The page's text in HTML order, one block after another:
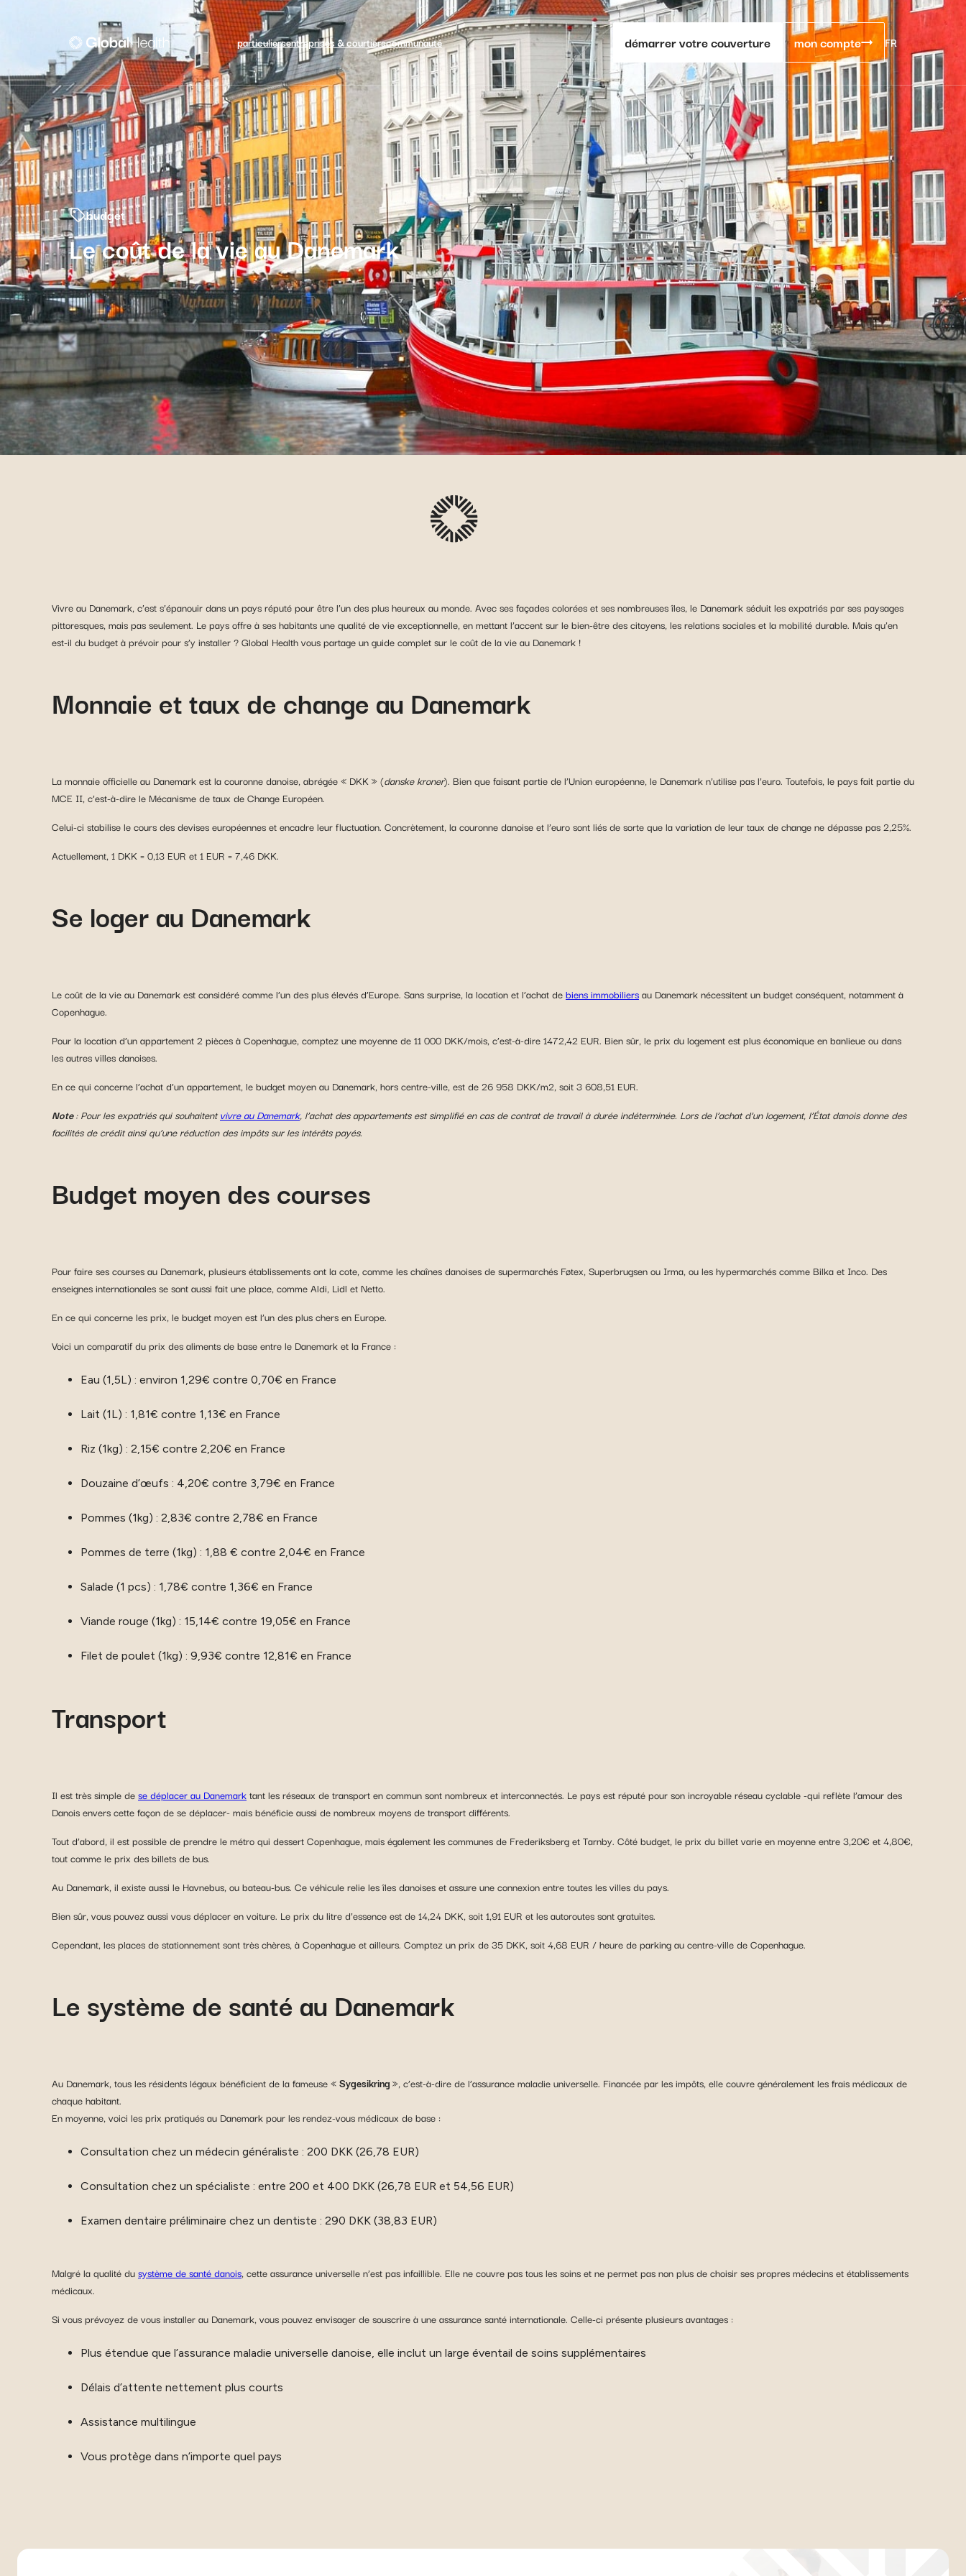
particuliersentreprises & courtierscommunauté démarrer votre couverture mon compte FR
budget
Le coût de la vie au Danemark
Vivre au Danemark, c’est s’épanouir dans un pays réputé pour être l’un des plus heureux au monde. Avec ses façades colorées et ses nombreuses îles, le Danemark séduit les expatriés par ses paysages
pittoresques, mais pas seulement. Le pays offre à ses habitants une qualité de vie exceptionnelle, en mettant l’accent sur le bien-être des citoyens, les relations sociales et la mobilité durable. Mais qu’en
est-il du budget à prévoir pour s’y installer ? Global Health vous partage un guide complet sur le coût de la vie au Danemark !
Monnaie et taux de change au Danemark
La monnaie officielle au Danemark est la couronne danoise, abrégée « DKK » (danske kroner). Bien que faisant partie de l’Union européenne, le Danemark n’utilise pas l’euro. Toutefois, le pays fait partie du
MCE II, c’est-à-dire le Mécanisme de taux de Change Européen.
Celui-ci stabilise le cours des devises européennes et encadre leur fluctuation. Concrètement, la couronne danoise et l’euro sont liés de sorte que la variation de leur taux de change ne dépasse pas 2,25%.
Actuellement, 1 DKK = 0,13 EUR et 1 EUR = 7,46 DKK.
Se loger au Danemark
Le coût de la vie au Danemark est considéré comme l’un des plus élevés d’Europe. Sans surprise, la location et l’achat debiens immobiliersau Danemark nécessitent un budget conséquent, notamment à
Copenhague.
Pour la location d’un appartement 2 pièces à Copenhague, comptez une moyenne de 11 000 DKK/mois, c’est-à-dire 1472,42 EUR. Bien sûr, le prix du logement est plus économique en banlieue ou dans
les autres villes danoises.
En ce qui concerne l’achat d’un appartement, le budget moyen au Danemark, hors centre-ville, est de 26 958 DKK/m2, soit 3 608,51 EUR.
Note: Pour les expatriés qui souhaitentvivre au Danemark, l’achat des appartements est simplifié en cas de contrat de travail à durée indéterminée. Lors de l’achat d’un logement, l’État danois donne des
facilités de crédit ainsi qu’une réduction des impôts sur les intérêts payés.
Budget moyen des courses
Pour faire ses courses au Danemark, plusieurs établissements ont la cote, comme les chaînes danoises de supermarchés Føtex, Superbrugsen ou Irma, ou les hypermarchés comme Bilka et Inco. Des
enseignes internationales se sont aussi fait une place, comme Aldi, Lidl et Netto.
En ce qui concerne les prix, le budget moyen est l’un des plus chers en Europe.
Voici un comparatif du prix des aliments de base entre le Danemark et la France :
Eau (1,5L) : environ 1,29€ contre 0,70€ en France
Lait (1L) : 1,81€ contre 1,13€ en France
Riz (1kg) : 2,15€ contre 2,20€ en France
Douzaine d’œufs : 4,20€ contre 3,79€ en France
Pommes (1kg) : 2,83€ contre 2,78€ en France
Pommes de terre (1kg) : 1,88 € contre 2,04€ en France
Salade (1 pcs) : 1,78€ contre 1,36€ en France
Viande rouge (1kg) : 15,14€ contre 19,05€ en France
Filet de poulet (1kg) : 9,93€ contre 12,81€ en France
Transport
Il est très simple dese déplacer au Danemarktant les réseaux de transport en commun sont nombreux et interconnectés. Le pays est réputé pour son incroyable réseau cyclable -qui reflète l’amour des
Danois envers cette façon de se déplacer- mais bénéficie aussi de nombreux moyens de transport différents.
Tout d’abord, il est possible de prendre le métro qui dessert Copenhague, mais également les communes de Frederiksberg et Tarnby. Côté budget, le prix du billet varie en moyenne entre 3,20€ et 4,80€,
tout comme le prix des billets de bus.
Au Danemark, il existe aussi le Havnebus, ou bateau-bus. Ce véhicule relie les îles danoises et assure une connexion entre toutes les villes du pays.
Bien sûr, vous pouvez aussi vous déplacer en voiture. Le prix du litre d’essence est de 14,24 DKK, soit 1,91 EUR et les autoroutes sont gratuites.
Cependant, les places de stationnement sont très chères, à Copenhague et ailleurs. Comptez un prix de 35 DKK, soit 4,68 EUR / heure de parking au centre-ville de Copenhague.
Le système de santé au Danemark
Au Danemark, tous les résidents légaux bénéficient de la fameuse «Sygesikring», c’est-à-dire de l’assurance maladie universelle. Financée par les impôts, elle couvre généralement les frais médicaux de
chaque habitant.
En moyenne, voici les prix pratiqués au Danemark pour les rendez-vous médicaux de base :
Consultation chez un médecin généraliste : 200 DKK (26,78 EUR)
Consultation chez un spécialiste : entre 200 et 400 DKK (26,78 EUR et 54,56 EUR)
Examen dentaire préliminaire chez un dentiste : 290 DKK (38,83 EUR)
Malgré la qualité dusystème de santé danois, cette assurance universelle n’est pas infaillible. Elle ne couvre pas tous les soins et ne permet pas non plus de choisir ses propres médecins et établissements
médicaux.
Si vous prévoyez de vous installer au Danemark, vous pouvez envisager de souscrire à une assurance santé internationale. Celle-ci présente plusieurs avantages :
Plus étendue que l’assurance maladie universelle danoise, elle inclut un large éventail de soins supplémentaires
Délais d’attente nettement plus courts
Assistance multilingue
Vous protège dans n’importe quel pays